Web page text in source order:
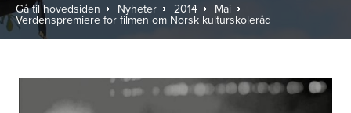
Gå til hovedsiden Nyheter 2014 Mai
Verdenspremiere for filmen om Norsk kulturskoleråd